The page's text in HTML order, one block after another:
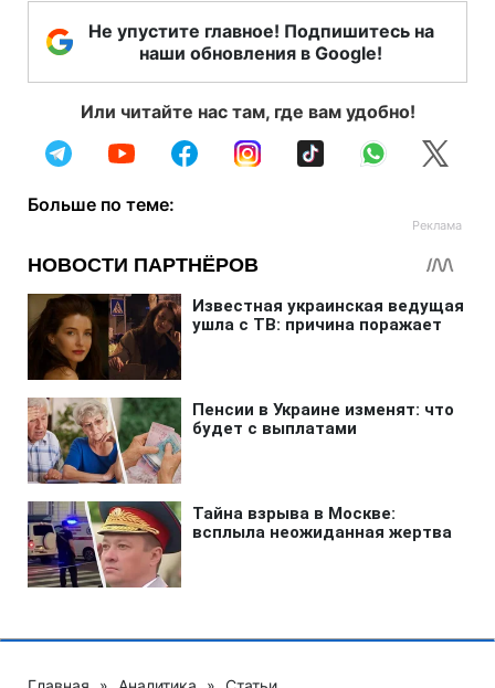
Не упустите главное! Подпишитесь на
наши обновления в Google!
Или читайте нас там, где вам удобно!
Больше по теме: